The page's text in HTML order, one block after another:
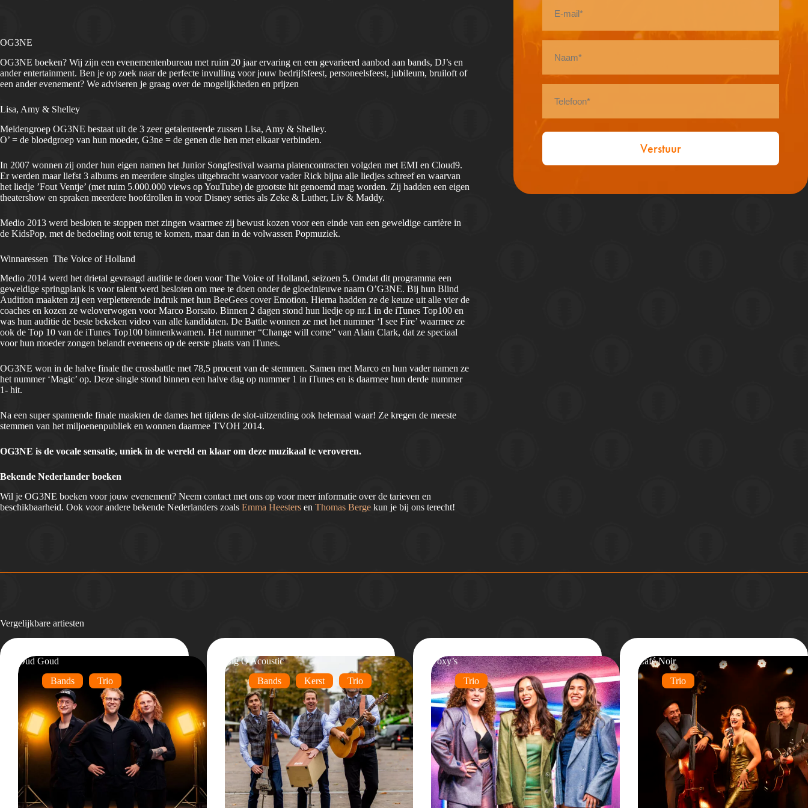
OG3NE
OG3NE boeken? Wij zijn een evenementenbureau met ruim 20 jaar ervaring en een gevarieerd aanbod aan bands, DJ’s en
ander entertainment. Ben je op zoek naar de perfecte invulling voor jouw bedrijfsfeest, personeelsfeest, jubileum, bruiloft of
een ander evenement? We adviseren je graag over de mogelijkheden en prijzen
Lisa, Amy & Shelley
Meidengroep OG3NE bestaat uit de 3 zeer getalenteerde zussen Lisa, Amy & Shelley.
O’ = de bloedgroep van hun moeder, G3ne = de genen die hen met elkaar verbinden.
In 2007 wonnen zij onder hun eigen namen het Junior Songfestival waarna platencontracten volgden met EMI en Cloud9.
Er werden maar liefst 3 albums en meerdere singles uitgebracht waarvoor vader Rick bijna alle liedjes schreef en waarvan
het liedje ’Fout Ventje’ (met ruim 5.000.000 views op YouTube) de grootste hit genoemd mag worden. Zij hadden een eigen
theatershow en spraken meerdere hoofdrollen in voor Disney series als Zeke & Luther, Liv & Maddy.
Medio 2013 werd besloten te stoppen met zingen waarmee zij bewust kozen voor een einde van een geweldige carrière in
de KidsPop, met de bedoeling ooit terug te komen, maar dan in de volwassen Popmuziek.
Winnaressen The Voice of Holland
Medio 2014 werd het drietal gevraagd auditie te doen voor The Voice of Holland, seizoen 5. Omdat dit programma een
geweldige springplank is voor talent werd besloten om mee te doen onder de gloednieuwe naam O’G3NE. Bij hun Blind
Audition maakten zij een verpletterende indruk met hun BeeGees cover Emotion. Hierna hadden ze de keuze uit alle vier de
coaches en kozen ze weloverwogen voor Marco Borsato. Binnen 2 dagen stond hun liedje op nr.1 in de iTunes Top100 en
was hun auditie de beste bekeken video van alle kandidaten. De Battle wonnen ze met het nummer ‘I see Fire’ waarmee ze
ook de Top 10 van de iTunes Top100 binnenkwamen. Het nummer “Change will come” van Alain Clark, dat ze speciaal
voor hun moeder zongen belandt eveneens op de eerste plaats van iTunes.
OG3NE won in de halve finale the crossbattle met 78,5 procent van de stemmen. Samen met Marco en hun vader namen ze
het nummer ‘Magic’ op. Deze single stond binnen een halve dag op nummer 1 in iTunes en is daarmee hun derde nummer
1- hit.
Na een super spannende finale maakten de dames het tijdens de slot-uitzending ook helemaal waar! Ze kregen de meeste
stemmen van het miljoenenpubliek en wonnen daarmee TVOH 2014.
OG3NE is de vocale sensatie, uniek in de wereld en klaar om deze muzikaal te veroveren.
Bekende Nederlander boeken
Wil je OG3NE boeken voor jouw evenement? Neem contact met ons op voor meer informatie over de tarieven en
beschikbaarheid. Ook voor andere bekende Nederlanders zoals Emma Heesters en Thomas Berge kun je bij ons terecht!
mail
Vergelijkbare artiesten
Oud Goud
Bands
Trio
Big O Acoustic
Bands
Kerst Trio
Voxy’s
Trio
Café Noir
Trio